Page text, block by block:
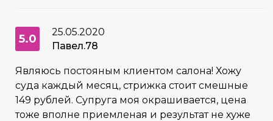
5.0
25.05.2020
Павел.78
Являюсь постояным клиентом салона! Хожу
суда каждый месяц, стрижка стоит смешные
149 рублей. Супруга моя окрашивается, цена
тоже вполне приемленая и результат не хуже